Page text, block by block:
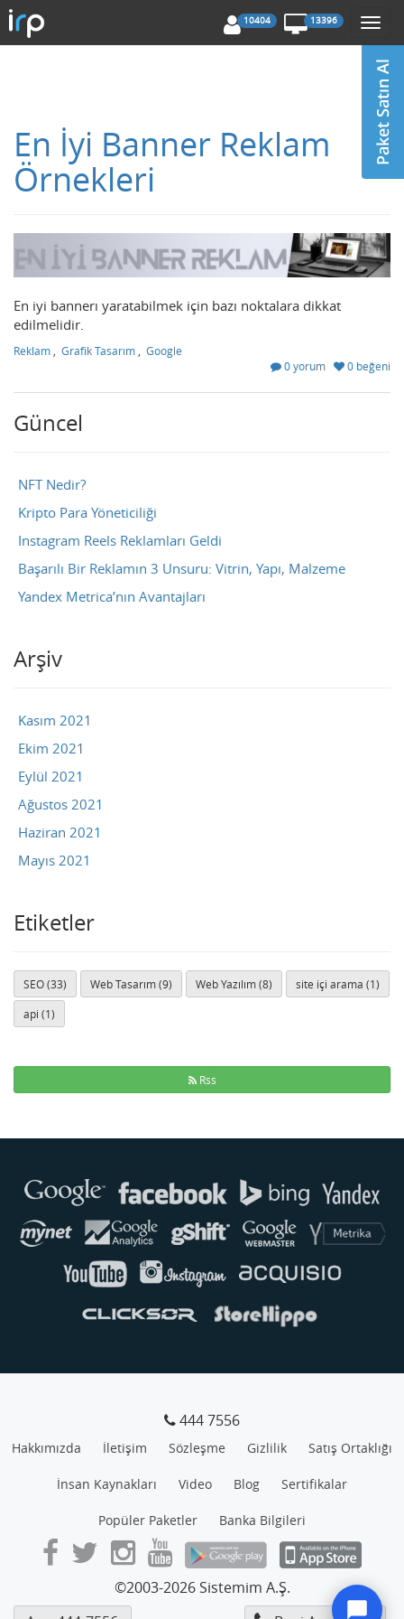
10404 13396
En İyi Banner Reklam
Örnekleri
En iyi bannerı yaratabilmek için bazı noktalara dikkat
edilmelidir.
Reklam Grafik Tasarım
Google
0 yorum
0 beğeni
Güncel
NFT Nedir?
Kripto Para Yöneticiliği
Instagram Reels Reklamları Geldi
Başarılı Bir Reklamın 3 Unsuru: Vitrin, Yapı, Malzeme
Yandex Metrica’nın Avantajları
Arşiv
Kasım 2021
Ekim 2021
Eylül 2021
Ağustos 2021
Haziran 2021
Mayıs 2021
Etiketler
SEO (33) Web Tasarım (9) Web Yazılım (8) site içi arama (1)
api (1)
Rss
444 7556
Hakkımızda İletişim Sözleşme Gizlilik Satış Ortaklığı
İnsan Kaynakları Video Blog Sertifikalar
Popüler Paketler Banka Bilgileri
©2003-2026 Sistemim A.Ş.
Genellikle anında yanıt verir